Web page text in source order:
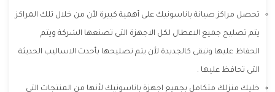
تحصل مراكز صيانة باناسونيك على أهمية كبيرة لأن من خلال تلك المراكز
يتم تصليح جميع الاعطال لكل الاجهزة التى تصنعها الشركة ويتم
الحفاظ عليها وتبقى كالجديدة لأن يتم تصليحها بأحدث الاساليب الحديثة
التى تحافظ عليها .
خليك منزلك متكامل بجميع اجهزة باناسونيك لأنها من المنتجات التى